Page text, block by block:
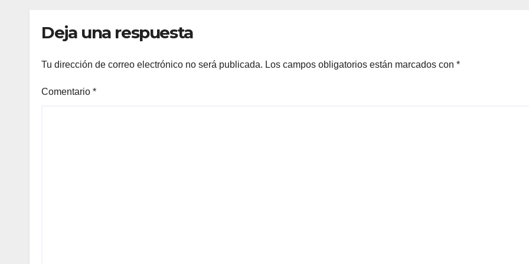
Deja una respuesta
Tu dirección de correo electrónico no será publicada. Los campos obligatorios están marcados con *
Comentario *